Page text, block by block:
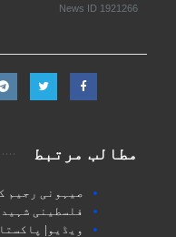
News ID 1921266
مطالب مرتبط
صیہونی رجیم
فلسطینی
ویڈیو|